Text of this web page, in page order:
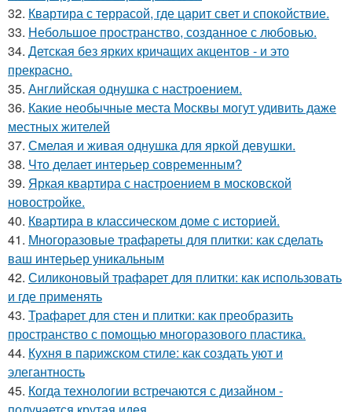
32. Квартира с террасой, где царит свет и спокойствие.
33. Небольшое пространство, созданное с любовью.
34. Детская без ярких кричащих акцентов - и это
прекрасно.
35. Английская однушка с настроением.
36. Какие необычные места Москвы могут удивить даже
местных жителей
37. Смелая и живая однушка для яркой девушки.
38. Что делает интерьер современным?
39. Яркая квартира с настроением в московской
новостройке.
40. Квартира в классическом доме с историей.
41. Многоразовые трафареты для плитки: как сделать
ваш интерьер уникальным
42. Силиконовый трафарет для плитки: как использовать
и где применять
43. Трафарет для стен и плитки: как преобразить
пространство с помощью многоразового пластика.
44. Кухня в парижском стиле: как создать уют и
элегантность
45. Когда технологии встречаются с дизайном -